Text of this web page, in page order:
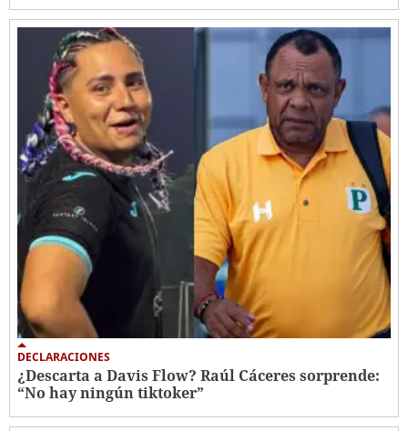
DECLARACIONES
¿Descarta a Davis Flow? Raúl Cáceres sorprende:
“No hay ningún tiktoker”